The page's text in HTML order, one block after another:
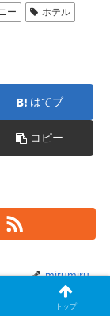
ー
ホテル
はてブ
コピー
mirumiru
トップ